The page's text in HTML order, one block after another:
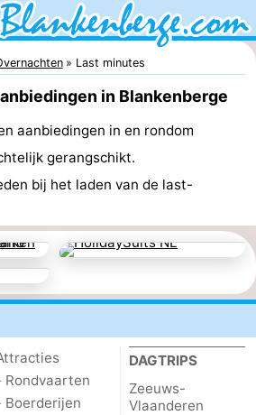
Last minutes
in Blankenberge
aanbiedingen in en rondom
gerangschikt.
bij het laden van de last-
Rondvaarten
Boerderijen
DAGTRIPS
Zeeuws-
Vlaanderen